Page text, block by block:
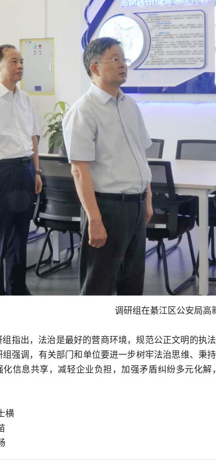
调研组在綦江区公安局高
组指出，法治是最好的营商环境，规范公正文明的执
组强调，有关部门和单位要进一步树牢法治思维、秉
化信息共享，减轻企业负担，加强矛盾纠纷多元化
横